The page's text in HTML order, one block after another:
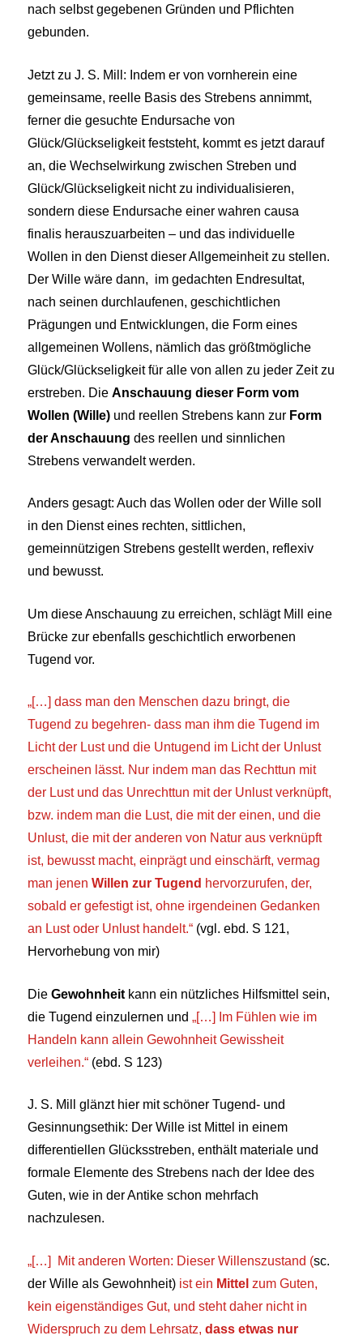
nach selbst gegebenen Gründen und Pflichten
gebunden.
Jetzt zu J. S. Mill: Indem er von vornherein eine
gemeinsame, reelle Basis des Strebens annimmt,
ferner die gesuchte Endursache von
Glück/Glückseligkeit feststeht, kommt es jetzt darauf
an, die Wechselwirkung zwischen Streben und
Glück/Glückseligkeit nicht zu individualisieren,
sondern diese Endursache einer wahren causa
finalis herauszuarbeiten – und das individuelle
Wollen in den Dienst dieser Allgemeinheit zu stellen.
Der Wille wäre dann, im gedachten Endresultat,
nach seinen durchlaufenen, geschichtlichen
Prägungen und Entwicklungen, die Form eines
allgemeinen Wollens, nämlich das größtmögliche
Glück/Glückseligkeit für alle von allen zu jeder Zeit zu
erstreben. DieAnschauung dieser Form vom
Wollen (Wille) und reellen Strebens kann zur Form
der Anschauung des reellen und sinnlichen
Strebens verwandelt werden.
Anders gesagt: Auch das Wollen oder der Wille soll
in den Dienst eines rechten, sittlichen,
gemeinnützigen Strebens gestellt werden, reflexiv
und bewusst.
Um diese Anschauung zu erreichen, schlägt Mill eine
Brücke zur ebenfalls geschichtlich erworbenen
Tugend vor.
„[…] dass man den Menschen dazu bringt, die
Tugend zu begehren- dass man ihm die Tugend im
Licht der Lust und die Untugend im Licht der Unlust
erscheinen lässt. Nur indem man das Rechttun mit
der Lust und das Unrechttun mit der Unlust verknüpft,
bzw. indem man die Lust, die mit der einen, und die
Unlust, die mit der anderen von Natur aus verknüpft
ist, bewusst macht, einprägt und einschärft, vermag
man jenenWillen zur Tugend hervorzurufen, der,
sobald er gefestigt ist, ohne irgendeinen Gedanken
an Lust oder Unlust handelt.“ (vgl. ebd. S 121,
Hervorhebung von mir)
DieGewohnheit kann ein nützliches Hilfsmittel sein,
die Tugend einzulernen und„[…] Im Fühlen wie im
Handeln kann allein Gewohnheit Gewissheit
verleihen.“ (ebd. S 123)
J. S. Mill glänzt hier mit schöner Tugend- und
Gesinnungsethik: Der Wille ist Mittel in einem
differentiellen Glücksstreben, enthält materiale und
formale Elemente des Strebens nach der Idee des
Guten, wie in der Antike schon mehrfach
nachzulesen.
„[…] Mit anderen Worten: Dieser Willenszustand (sc.
der Wille als Gewohnheit) ist ein Mittel zum Guten,
kein eigenständiges Gut, und steht daher nicht in
Widerspruch zu dem Lehrsatz,dass etwas nur